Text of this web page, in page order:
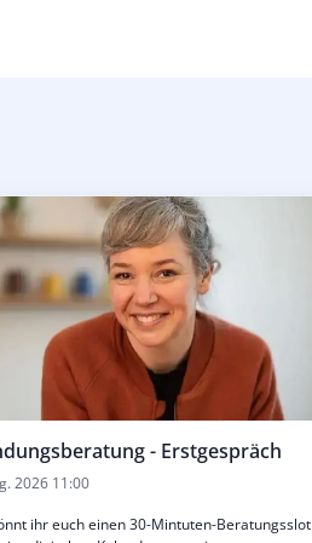
- Erstgespräch
2026 11:00
ihr euch einen 30-Mintuten-Beratungsslot